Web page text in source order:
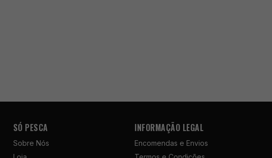
SÓ PESCA
Sobre Nós
INFORMAÇÃO LEGAL
Encomendas e Envios